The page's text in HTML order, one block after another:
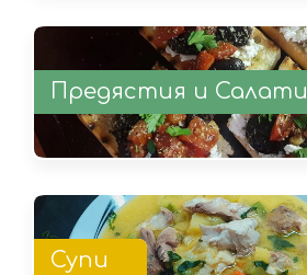
Предястия и Салати
Супи